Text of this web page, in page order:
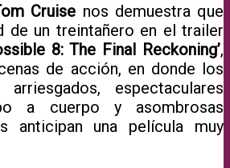
Cruise nos demuestra que
de un treintañero en el trailer
8: The Final Reckoning’,
de acción, en donde los
espectaculares
a cuerpo y asombrosas
anticipan una película muy